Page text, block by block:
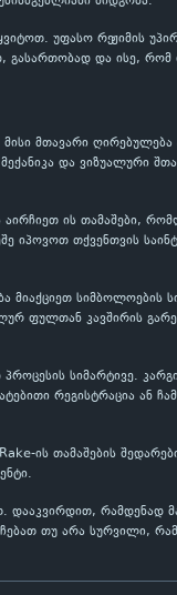
უფასო რეჟიმის
გასართობად და ისე, რომ
მთავარი
და ვიზუალური
ის თამაშები,
იპოვოთ თქვენთვის
მიაქციეთ სიმბოლოების
ფულთან კავშირის
სიმარტივე.
რეგისტრაცია ან
ის თამაშების
დააკვირდით, რამდენად
თუ არა სურვილი,